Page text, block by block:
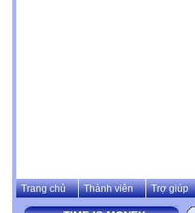
Trang chủ Thành viên Trợ giúp